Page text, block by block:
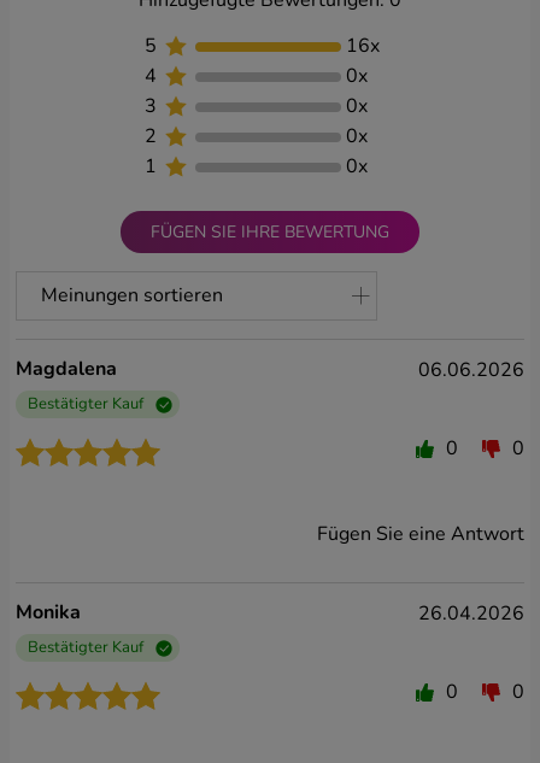
5
16x
4
0x
3
0x
2
0x
1
0x
FÜGEN SIE IHRE BEWERTUNG
Meinungen sortieren
Vom Besten
Vom Schlimmsten
Magdalena
Bestätigter Kauf
06.06.2026
0 0
Fügen Sie eine Antwort
Monika
Bestätigter Kauf
26.04.2026
0 0